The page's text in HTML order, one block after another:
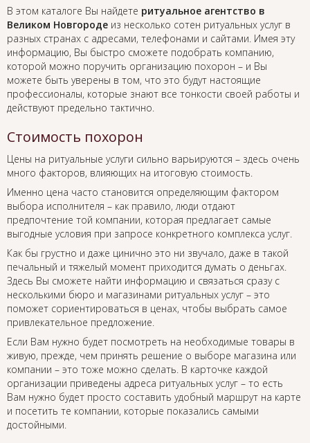
В этом каталоге Вы найдете ритуальное агентство в
Великом Новгороде из несколько сотен ритуальных услуг в
разных странах с адресами, телефонами и сайтами. Имея эту
информацию, Вы быстро сможете подобрать компанию,
которой можно поручить организацию похорон – и Вы
можете быть уверены в том, что это будут настоящие
профессионалы, которые знают все тонкости своей работы и
действуют предельно тактично.
Стоимость похорон
Цены на ритуальные услуги сильно варьируются – здесь очень
много факторов, влияющих на итоговую стоимость.
Именно цена часто становится определяющим фактором
выбора исполнителя – как правило, люди отдают
предпочтение той компании, которая предлагает самые
выгодные условия при запросе конкретного комплекса услуг.
Как бы грустно и даже цинично это ни звучало, даже в такой
печальный и тяжелый момент приходится думать о деньгах.
Здесь Вы сможете найти информацию и связаться сразу с
несколькими бюро и магазинами ритуальных услуг – это
поможет сориентироваться в ценах, чтобы выбрать самое
привлекательное предложение.
Если Вам нужно будет посмотреть на необходимые товары в
живую, прежде, чем принять решение о выборе магазина или
компании – это тоже можно сделать. В карточке каждой
организации приведены адреса ритуальных услуг – то есть
Вам нужно будет просто составить удобный маршрут на карте
и посетить те компании, которые показались самыми
достойными.